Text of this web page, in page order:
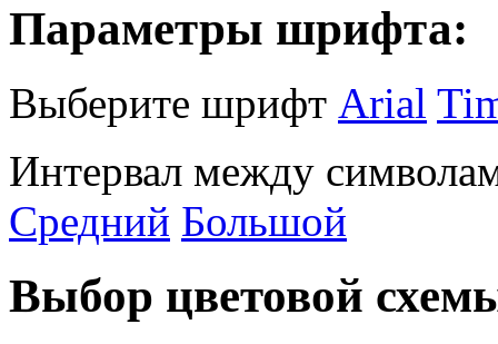
Параметры шрифта:
Выберите шрифт Arial
Интервал между
Средний Большой
Выбор цветовой